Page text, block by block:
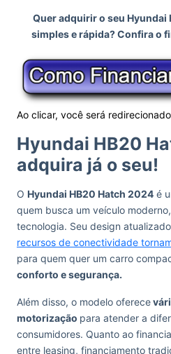
Quer adquirir o seu Hyundai
simples e rápida? Confira o
Ao clicar, você será
Hyundai HB20
adquira já o seu!
O Hyundai HB20 Hatch 2024 é
quem busca um veículo
tecnologia. Seu design
recursos de conectividade
para quem quer um carro
conforto e segurança.
Além disso, o modelo oferece
motorização para atender a
consumidores. Quanto ao
entre leasing, financiamento